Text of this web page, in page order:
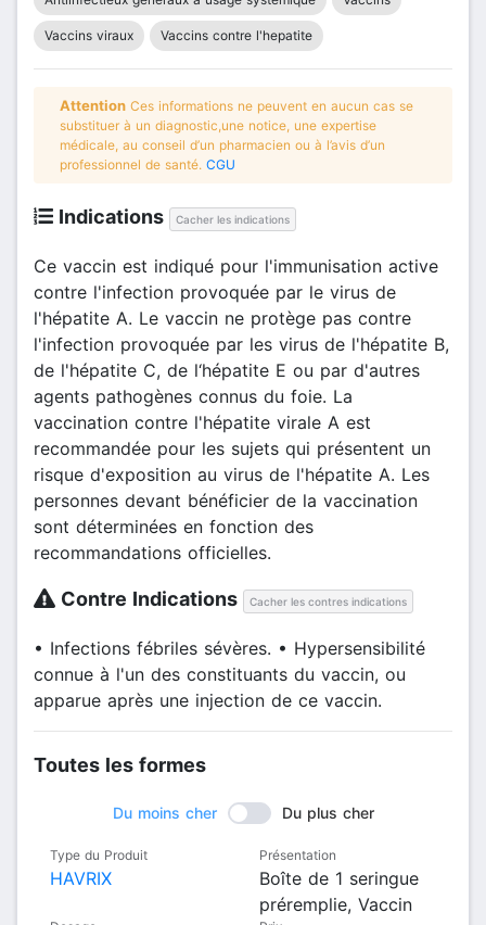
Vaccins viraux Vaccins contre l'hepatite
Attention Ces informations ne peuvent en aucun cas se
substituer à un diagnostic,une notice, une expertise
médicale, au conseil d’un pharmacien ou à l’avis d’un
professionnel de santé. CGU
Indications Cacher les indications
Ce vaccin est indiqué pour l'immunisation active
contre l'infection provoquée par le virus de
l'hépatite A. Le vaccin ne protège pas contre
l'infection provoquée par les virus de l'hépatite B,
de l'hépatite C, de l‘hépatite E ou par d'autres
agents pathogènes connus du foie. La
vaccination contre l'hépatite virale A est
recommandée pour les sujets qui présentent un
risque d'exposition au virus de l'hépatite A. Les
personnes devant bénéficier de la vaccination
sont déterminées en fonction des
recommandations officielles.
Contre Indications Cacher les contres indications
• Infections fébriles sévères. • Hypersensibilité
connue à l'un des constituants du vaccin, ou
apparue après une injection de ce vaccin.
Toutes les formes
Du moins cher Du plus cher
Type du Produit
HAVRIX
Présentation
Boîte de 1 seringue
préremplie, Vaccin